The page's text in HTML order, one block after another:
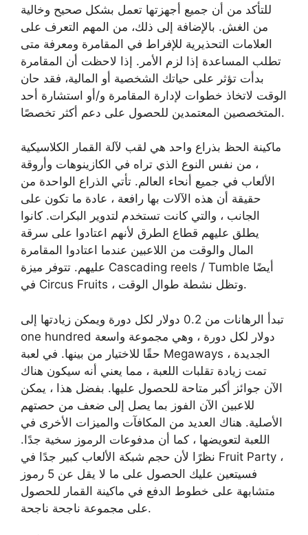
للتأكد من أن جميع أجهزتها تعمل بشكل صحيح وخالية
من الغش. بالإضافة إلى ذلك، من المهم التعرف على
العلامات التحذيرية للإفراط في المقامرة ومعرفة متى
تطلب المساعدة إذا لزم الأمر. إذا لاحظت أن المقامرة
بدأت تؤثر على حياتك الشخصية أو المالية، فقد حان
الوقت لاتخاذ خطوات لإدارة المقامرة و/أو استشارة أحد
المتخصصين المعتمدين للحصول على دعم أكثر تخصصًا.
ماكينة الحظ بذراع واحد هي لقب لآلة القمار الكلاسيكية
، من نفس النوع الذي تراه في الكازينوهات وأروقة
الألعاب في جميع أنحاء العالم. تأتي الذراع الواحدة من
حقيقة أن هذه الآلات بها رافعة ، عادة ما تكون على
الجانب ، والتي كانت تستخدم لتدوير البكرات. كانوا
يطلق عليهم قطاع الطرق لأنهم اعتادوا على سرقة
المال والوقت من اللاعبين عندما اعتادوا المقامرة
عليهم. تتوفر ميزة Cascading reels / Tumble أيضًا
في Circus Fruits ، وتظل نشطة طوال الوقت.
تبدأ الرهانات من 0.2 دولار لكل دورة ويمكن زيادتها إلى
one hundred دولار لكل دورة ، وهي مجموعة واسعة
حقًا للاختيار من بينها. في لعبة Megaways الجديدة ،
تمت زيادة تقلبات اللعبة ، مما يعني أنه سيكون هناك
الآن جوائز أكبر متاحة للحصول عليها. بفضل هذا ، يمكن
للاعبين الآن الفوز بما يصل إلى ضعف من حصتهم
الأصلية. هناك العديد من المكافآت والميزات الأخرى في
اللعبة لتعويضها ، كما أن مدفوعات الرموز سخية جدًا.
نظرًا لأن حجم شبكة الألعاب كبير جدًا في Fruit Party ،
فسيتعين عليك الحصول على ما لا يقل عن 5 رموز
متشابهة على خطوط الدفع في ماكينة القمار للحصول
على مجموعة ناجحة ناجحة.